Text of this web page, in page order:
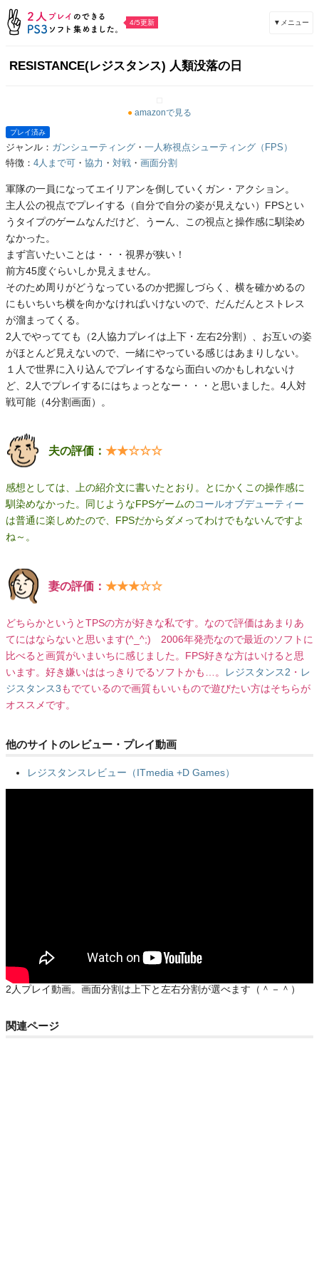
4/5更新 ▼メニュー
RESISTANCE(レジスタンス) 人類没落の日
● amazonで見る
プレイ済み
ジャンル： ガンシューティング ・ 一人称視点シューティング（FPS）
特徴： 4人まで可 ・ 協力 ・ 対戦 ・ 画面分割
軍隊の一員になってエイリアンを倒していくガン・アクション。
主人公の視点でプレイする（自分で自分の姿が見えない）FPSとい
うタイプのゲームなんだけど、うーん、この視点と操作感に馴染め
なかった。
まず言いたいことは・・・視界が狭い！
前方45度ぐらいしか見えません。
そのため周りがどうなっているのか把握しづらく、横を確かめるの
にもいちいち横を向かなければいけないので、だんだんとストレス
が溜まってくる。
2人でやってても（2人協力プレイは上下・左右2分割）、お互いの姿
がほとんど見えないので、一緒にやっている感じはあまりしない。
１人で世界に入り込んでプレイするなら面白いのかもしれないけ
ど、2人でプレイするにはちょっとなー・・・と思いました。4人対
戦可能（4分割画面）。
夫の評価： ★★☆☆☆
感想としては、上の紹介文に書いたとおり。とにかくこの操作感に
馴染めなかった。同じようなFPSゲームのコールオブデューティー
は普通に楽しめたので、FPSだからダメってわけでもないんですよ
ね～。
妻の評価： ★★★☆☆
どちらかというとTPSの方が好きな私です。なので評価はあまりあ
てにはならないと思います(^_^;) 2006年発売なので最近のソフトに
比べると画質がいまいちに感じました。FPS好きな方はいけると思
います。好き嫌いははっきりでるソフトかも…。
レジスタンス2 ・ レ
ジスタンス3もでているので画質もいいもので遊びたい方はそちらが
オススメです。
他のサイトのレビュー・プレイ動画
レジスタンスレビュー（ITmedia +D Games）
2人プレイ動画。画面分割は上下と左右分割が選べます（＾－＾）
関連ページ